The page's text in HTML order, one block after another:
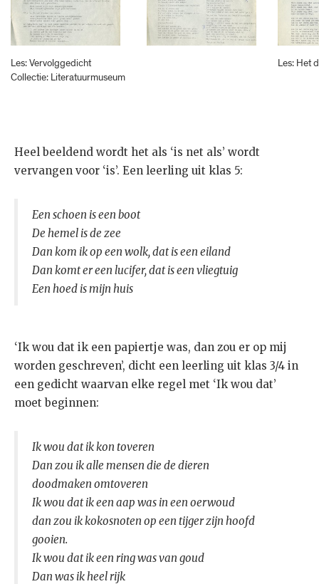
Les: Vervolggedicht
Collectie: Literatuurmuseum
Les: Het
Heel beeldend wordt het als ‘is net als’ wordt
vervangen voor ‘is’. Een leerling uit klas 5:
Een schoen is een boot
De hemel is de zee
Dan kom ik op een wolk, dat is een eiland
Dan komt er een lucifer, dat is een vliegtuig
Een hoed is mijn huis
‘Ik wou dat ik een papiertje was, dan zou er op mij
worden geschreven’, dicht een leerling uit klas 3/4 in
een gedicht waarvan elke regel met ‘Ik wou dat’
moet beginnen:
Ik wou dat ik kon toveren
Dan zou ik alle mensen die de dieren
doodmaken omtoveren
Ik wou dat ik een aap was in een oerwoud
dan zou ik kokosnoten op een tijger zijn hoofd
gooien.
Ik wou dat ik een ring was van goud
Dan was ik heel rijk